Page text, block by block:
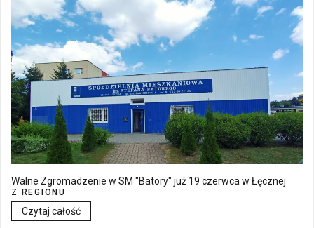
Walne Zgromadzenie w SM "Batory" już 19 czerwca w Łęcznej
Z REGIONU
Czytaj całość